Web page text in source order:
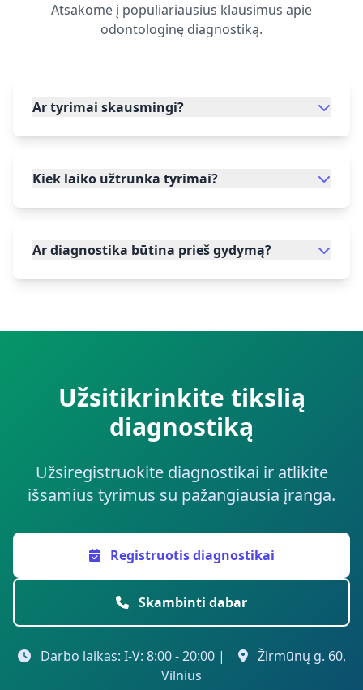
Atsakome į populiariausius klausimus apie
odontologinę diagnostiką.
Ar tyrimai skausmingi?
Kiek laiko užtrunka tyrimai?
Ar diagnostika būtina prieš gydymą?
Užsitikrinkite tikslią
diagnostiką
Užsiregistruokite diagnostikai ir atlikite
išsamius tyrimus su pažangiausia įranga.
Registruotis diagnostikai
Skambinti dabar
Darbo laikas: I-V: 8:00 - 20:00 |
Žirmūnų g. 60,
Vilnius